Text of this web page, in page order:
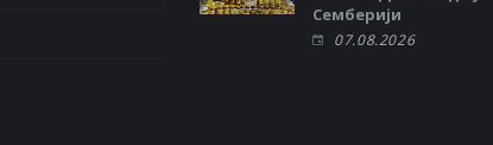
Семберији
07.08.2026